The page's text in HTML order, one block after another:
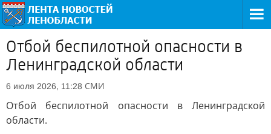
Отбой беспилотной опасности в
Ленинградской области
6 июля 2026, 11:28 СМИ
Отбой беспилотной опасности в Ленинградской
области.